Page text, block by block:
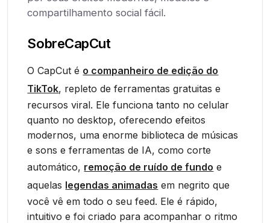
compartilhamento social fácil.
SobreCapCut
O CapCut é o companheiro de edição do
TikTok, repleto de ferramentas gratuitas e
recursos viral. Ele funciona tanto no celular
quanto no desktop, oferecendo efeitos
modernos, uma enorme biblioteca de músicas
e sons e ferramentas de IA, como corte
automático, remoção de ruído de fundo e
aquelas legendas animadas em negrito que
você vê em todo o seu feed. Ele é rápido,
intuitivo e foi criado para acompanhar o ritmo